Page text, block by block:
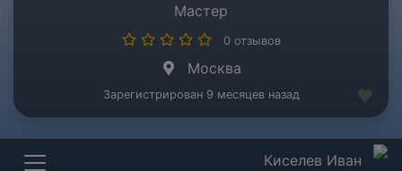
Мастер
0 отзывов
Москва
Зарегистрирован 9 месяцев назад
Киселев Иван